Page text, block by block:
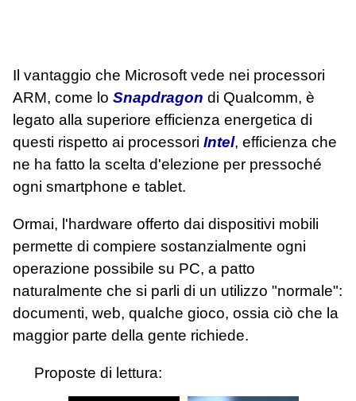
Il vantaggio che Microsoft vede nei processori
ARM, come lo Snapdragon di Qualcomm, è
legato alla superiore efficienza energetica di
questi rispetto ai processori Intel, efficienza che
ne ha fatto la scelta d'elezione per pressoché
ogni smartphone e tablet.
Ormai, l'hardware offerto dai dispositivi mobili
permette di compiere sostanzialmente ogni
operazione possibile su PC, a patto
naturalmente che si parli di un utilizzo "normale":
documenti, web, qualche gioco, ossia ciò che la
maggior parte della gente richiede.
Proposte di lettura: